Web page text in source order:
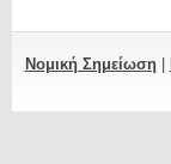
Νομική Σημείωση|